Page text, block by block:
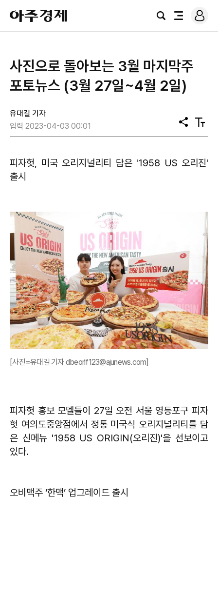
아
주
경
검
전
로
그
사진으로 돌아보는 3월 마지막주
포토뉴스 (3월 27일~4월 2일)
유대길 기자
입력 2023-04-03 00:01
공
유
텍
스
기
피자헛, 미국 오리지널리티 담은 '1958 US 오리진'
출시
[사진=유대길 기자 dbeorlf123@ajunews.com]
피자헛 홍보 모델들이 27일 오전 서울 영등포구 피자
헛 여의도중앙점에서 정통 미국식 오리지널리티를 담
은 신메뉴 '1958 US ORIGIN(오리진)'을 선보이고
있다.
오비맥주 ‘한맥’ 업그레이드 출시​